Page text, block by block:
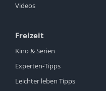
Videos
Freizeit
Kino & Serien
Experten-Tipps
Leichter leben Tipps